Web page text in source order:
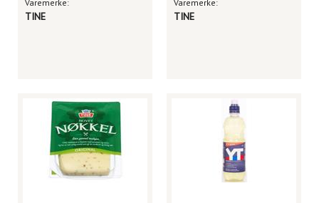
Varemerke:
TINE
Varemerke:
TINE